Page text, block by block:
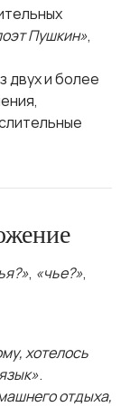
Пушкин»,
двух и более
, «чье?»,
хотелось
.
отдыха,